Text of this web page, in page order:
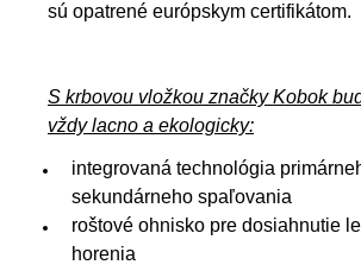
sú opatrené európskym certifikátom.
S krbovou vložkou značky Kobok
vždy lacno a ekologicky:
integrovaná technológia
sekundárneho spaľovania
roštové ohnisko pre dosiahnutie
horenia